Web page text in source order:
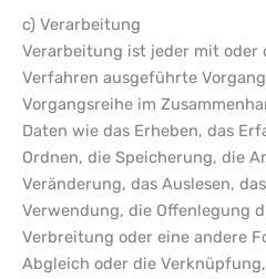
c) Verarbeitung
Verarbeitung ist jeder mit oder
Verfahren ausgeführte
Vorgangsreihe im
Daten wie das Erheben, das
Ordnen, die Speicherung, die
Veränderung, das Auslesen,
Verwendung, die Offenlegung
Verbreitung oder eine andere
Abgleich oder die